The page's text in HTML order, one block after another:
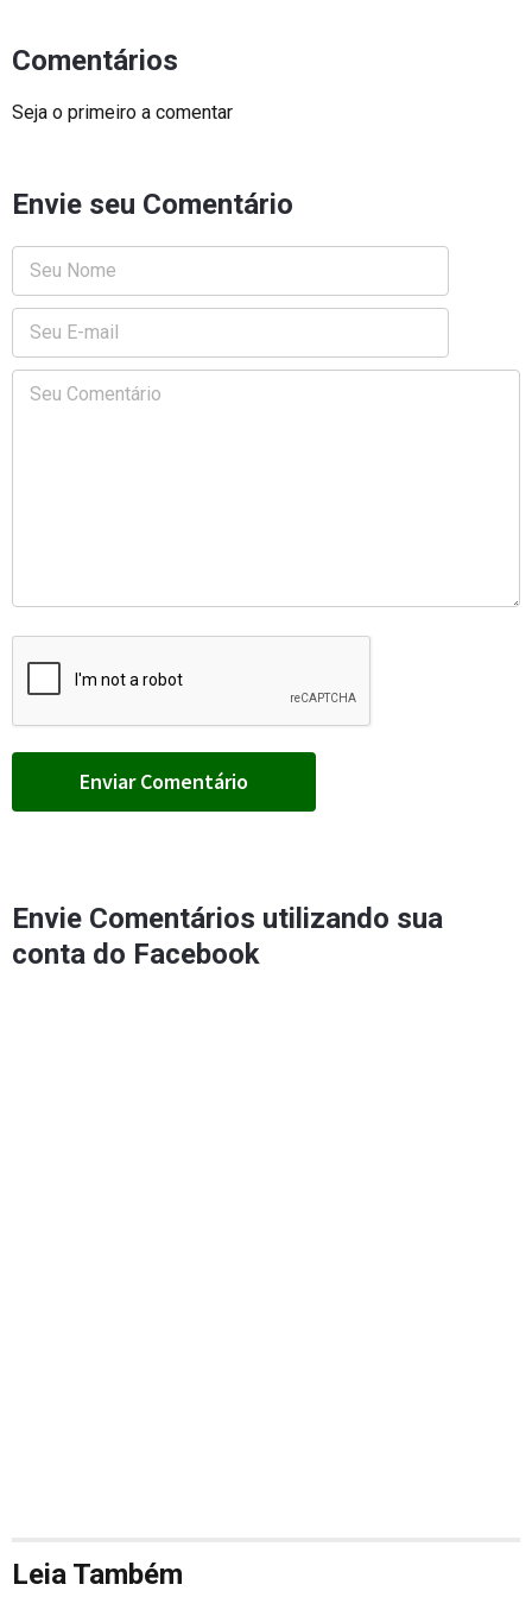
Comentários
Seja o primeiro a comentar
Envie seu Comentário
Envie Comentários utilizando sua
conta do Facebook
Leia Também